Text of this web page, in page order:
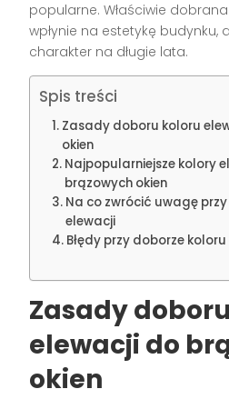
popularne. Właściwie
wpłynie na estetykę budynku,
charakter na długie lata.
Spis treści
Zasady doboru koloru
okien
Najpopularniejsze kolory
brązowych okien
Na co zwrócić uwagę
elewacji
Błędy przy doborze
Zasady
elewacji do
okien